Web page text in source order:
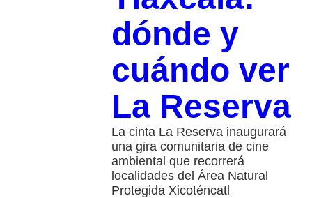
dónde y
cuándo ver
La Reserva
La cinta La Reserva inaugurará
una gira comunitaria de cine
ambiental que recorrerá
localidades del Área Natural
Protegida Xicoténcatl